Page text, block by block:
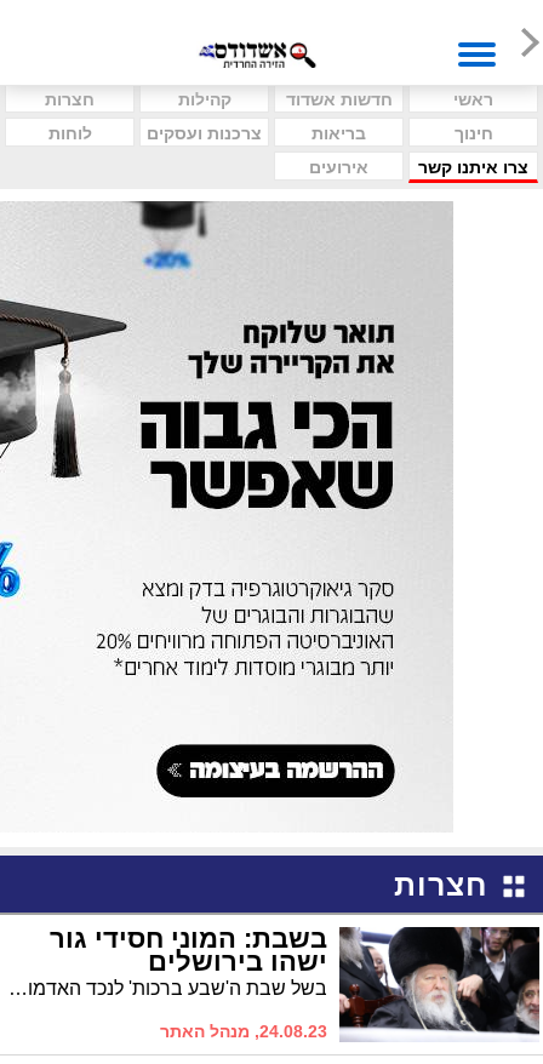
ראשי חדשות אשדוד קהילות
חצרות
חינוך
בריאות צרכנות ועסקים
לוחות
צרו איתנו קשר
אירועים
חצרות
בשבת: המוני חסידי גור
ישהו בירושלים
בשל שבת ה'שבע ברכות' לנכד האדמו"ר, צפויים אלפי חסידי גור לשהות בשבת בצל הקודש. התחבורה הציבורית בערב שבת ובצאתה תתוגבר
24.08.23, מנהל האתר